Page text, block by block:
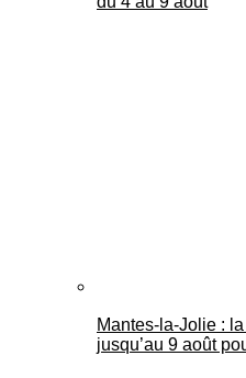
Mantes-la-Jolie :
jusqu’au 9 août